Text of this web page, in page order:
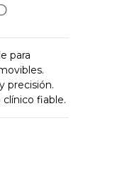
para
precisión.
fiable.